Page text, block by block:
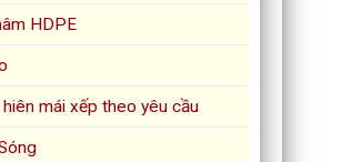
HDPE
mái xếp theo yêu cầu